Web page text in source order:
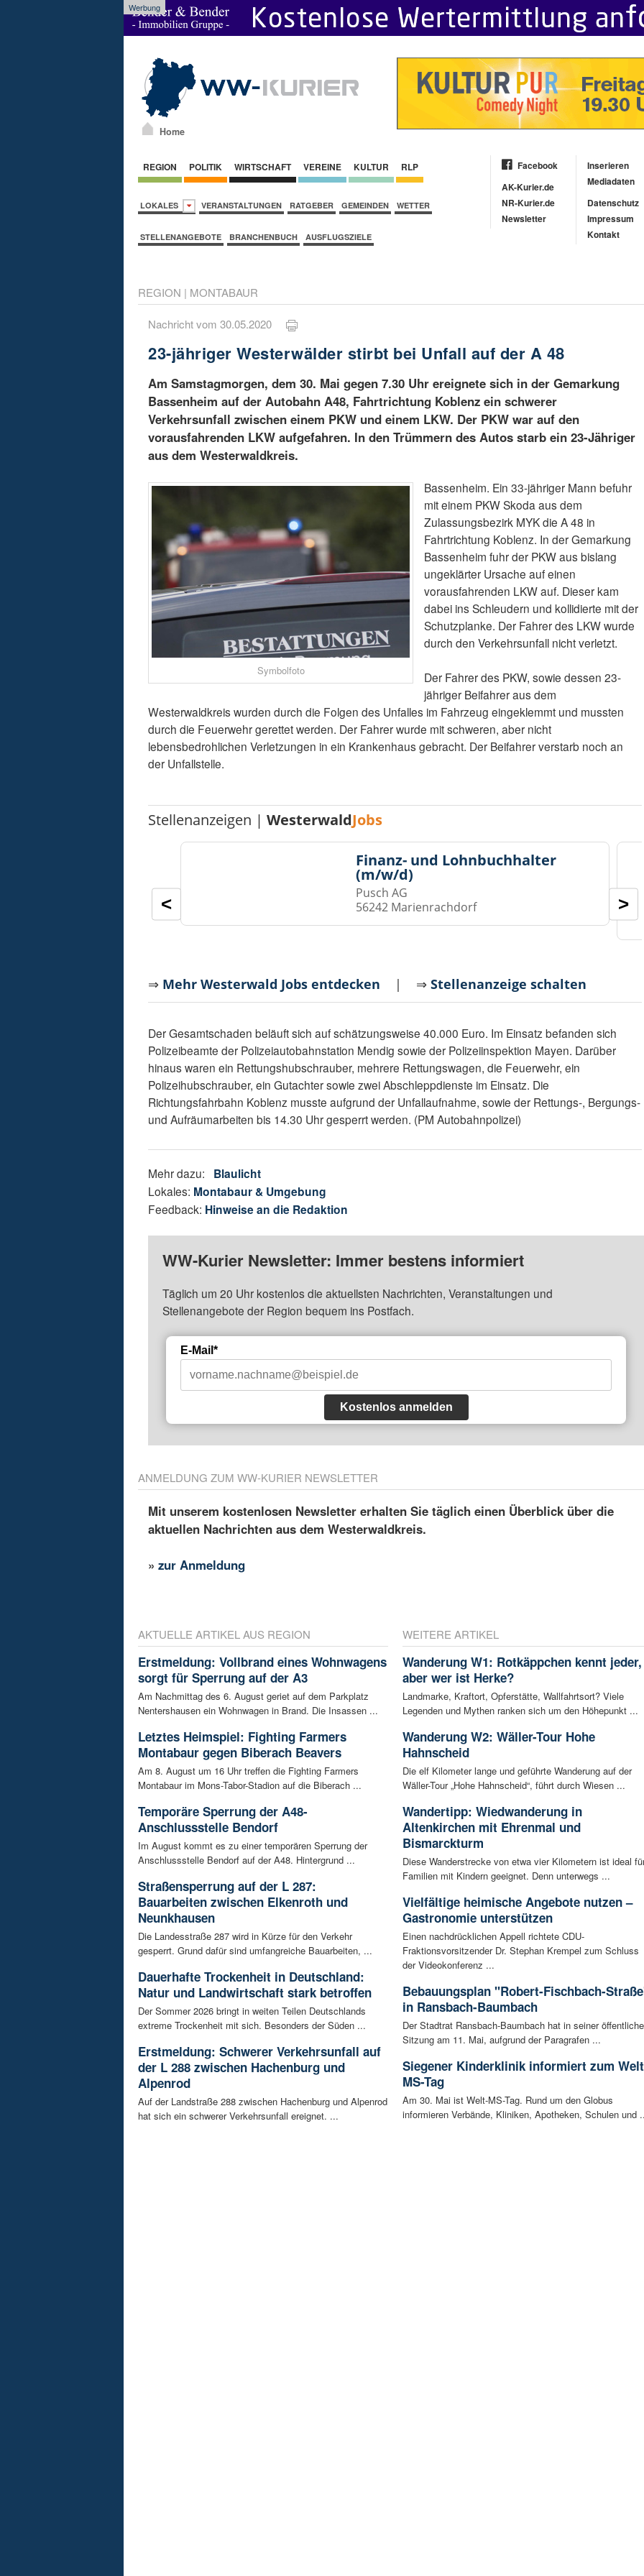
Werbung
Home
REGION POLITIK WIRTSCHAFT VEREINE KULTUR RLP
LOKALES VERANSTALTUNGEN RATGEBER GEMEINDEN WETTER
STELLENANGEBOTE BRANCHENBUCH AUSFLUGSZIELE
Facebook
AK-Kurier.de
NR-Kurier.de
Newsletter
Inserieren
Mediadaten
Datenschutz
Impressum
Kontakt
REGION | MONTABAUR
Nachricht vom 30.05.2020
23-jähriger Westerwälder stirbt bei Unfall auf der A 48
Am Samstagmorgen, dem 30. Mai gegen 7.30 Uhr ereignete sich in der Gemarkung
Bassenheim auf der Autobahn A48, Fahrtrichtung Koblenz ein schwerer
Verkehrsunfall zwischen einem PKW und einem LKW. Der PKW war auf den
vorausfahrenden LKW aufgefahren. In den Trümmern des Autos starb ein 23-Jähriger
aus dem Westerwaldkreis.
Symbolfoto
Bassenheim. Ein 33-jähriger Mann befuhr
mit einem PKW Skoda aus dem
Zulassungsbezirk MYK die A 48 in
Fahrtrichtung Koblenz. In der Gemarkung
Bassenheim fuhr der PKW aus bislang
ungeklärter Ursache auf einen
vorausfahrenden LKW auf. Dieser kam
dabei ins Schleudern und kollidierte mit der
Schutzplanke. Der Fahrer des LKW wurde
durch den Verkehrsunfall nicht verletzt.
Der Fahrer des PKW, sowie dessen 23-
jähriger Beifahrer aus dem
Westerwaldkreis wurden durch die Folgen des Unfalles im Fahrzeug eingeklemmt und mussten
durch die Feuerwehr gerettet werden. Der Fahrer wurde mit schweren, aber nicht
lebensbedrohlichen Verletzungen in ein Krankenhaus gebracht. Der Beifahrer verstarb noch an
der Unfallstelle.
Stellenanzeigen |WesterwaldJobs
Finanz- und Lohnbuchhalter
(m/w/d)
Pusch AG
56242 Marienrachdorf
< >
⇒ Mehr Westerwald Jobs entdecken | ⇒Stellenanzeige schalten
Der Gesamtschaden beläuft sich auf schätzungsweise 40.000 Euro. Im Einsatz befanden sich
Polizeibeamte der Polizeiautobahnstation Mendig sowie der Polizeiinspektion Mayen. Darüber
hinaus waren ein Rettungshubschrauber, mehrere Rettungswagen, die Feuerwehr, ein
Polizeihubschrauber, ein Gutachter sowie zwei Abschleppdienste im Einsatz. Die
Richtungsfahrbahn Koblenz musste aufgrund der Unfallaufnahme, sowie der Rettungs-, Bergungs-
und Aufräumarbeiten bis 14.30 Uhr gesperrt werden. (PM Autobahnpolizei)
Mehr dazu: Blaulicht
Lokales: Montabaur & Umgebung
Feedback: Hinweise an die Redaktion
WW-Kurier Newsletter: Immer bestens informiert
Täglich um 20 Uhr kostenlos die aktuellsten Nachrichten, Veranstaltungen und
Stellenangebote der Region bequem ins Postfach.
E-Mail*
Kostenlos anmelden
ANMELDUNG ZUM WW-KURIER NEWSLETTER
Mit unserem kostenlosen Newsletter erhalten Sie täglich einen Überblick über die
aktuellen Nachrichten aus dem Westerwaldkreis.
»zur Anmeldung
AKTUELLE ARTIKEL AUS REGION
Erstmeldung: Vollbrand eines Wohnwagens
sorgt für Sperrung auf der A3
Am Nachmittag des 6. August geriet auf dem Parkplatz
Nentershausen ein Wohnwagen in Brand. Die Insassen ...
Letztes Heimspiel: Fighting Farmers
Montabaur gegen Biberach Beavers
Am 8. August um 16 Uhr treffen die Fighting Farmers
Montabaur im Mons-Tabor-Stadion auf die Biberach ...
Temporäre Sperrung der A48-
Anschlussstelle Bendorf
Im August kommt es zu einer temporären Sperrung der
Anschlussstelle Bendorf auf der A48. Hintergrund ...
Straßensperrung auf der L 287:
Bauarbeiten zwischen Elkenroth und
Neunkhausen
Die Landesstraße 287 wird in Kürze für den Verkehr
gesperrt. Grund dafür sind umfangreiche Bauarbeiten, ...
Dauerhafte Trockenheit in Deutschland:
Natur und Landwirtschaft stark betroffen
Der Sommer 2026 bringt in weiten Teilen Deutschlands
extreme Trockenheit mit sich. Besonders der Süden ...
Erstmeldung: Schwerer Verkehrsunfall auf
der L 288 zwischen Hachenburg und
Alpenrod
Auf der Landstraße 288 zwischen Hachenburg und Alpenrod
hat sich ein schwerer Verkehrsunfall ereignet. ...
WEITERE ARTIKEL
Wanderung W1: Rotkäppchen kennt jeder,
aber wer ist Herke?
Landmarke, Kraftort, Opferstätte, Wallfahrtsort? Viele
Legenden und Mythen ranken sich um den Höhepunkt ...
Wanderung W2: Wäller-Tour Hohe
Hahnscheid
Die elf Kilometer lange und geführte Wanderung auf der
Wäller-Tour „Hohe Hahnscheid“, führt durch Wiesen ...
Wandertipp: Wiedwanderung in
Altenkirchen mit Ehrenmal und
Bismarckturm
Diese Wanderstrecke von etwa vier Kilometern ist ideal
Familien mit Kindern geeignet. Denn unterwegs ...
Vielfältige heimische Angebote nutzen –
Gastronomie unterstützen
Einen nachdrücklichen Appell richtete CDU-
Fraktionsvorsitzender Dr. Stephan Krempel zum Schluss
der Videokonferenz ...
Bebauungsplan "Robert-Fischbach-
in Ransbach-Baumbach
Der Stadtrat Ransbach-Baumbach hat in seiner
Sitzung am 11. Mai, aufgrund der Paragrafen ...
Siegener Kinderklinik informiert zum
MS-Tag
Am 30. Mai ist Welt-MS-Tag. Rund um den Globus
informieren Verbände, Kliniken, Apotheken, Schulen und